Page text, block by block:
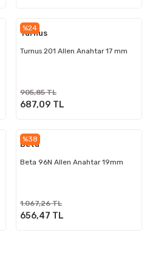
%24
Turnus
Turnus 201 Allen Anahtar 17 mm
905,85 TL
687,09 TL
%38
Beta
Beta 96N Allen Anahtar 19mm
1.067,26 TL
656,47 TL